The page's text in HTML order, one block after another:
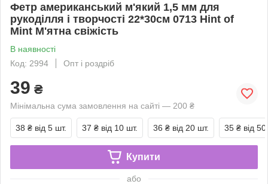
Фетр американський м'який 1,5 мм для
рукоділля і творчості 22*30см 0713 Hint of
Mint М'ятна свіжість
В наявності
Код: 2994
Опт і роздріб
39 ₴
Мінімальна сума замовлення на сайті — 200 ₴
38 ₴ від 5 шт. 37 ₴ від 10 шт. 36 ₴ від 20 шт. 35 ₴ від
Купити
або